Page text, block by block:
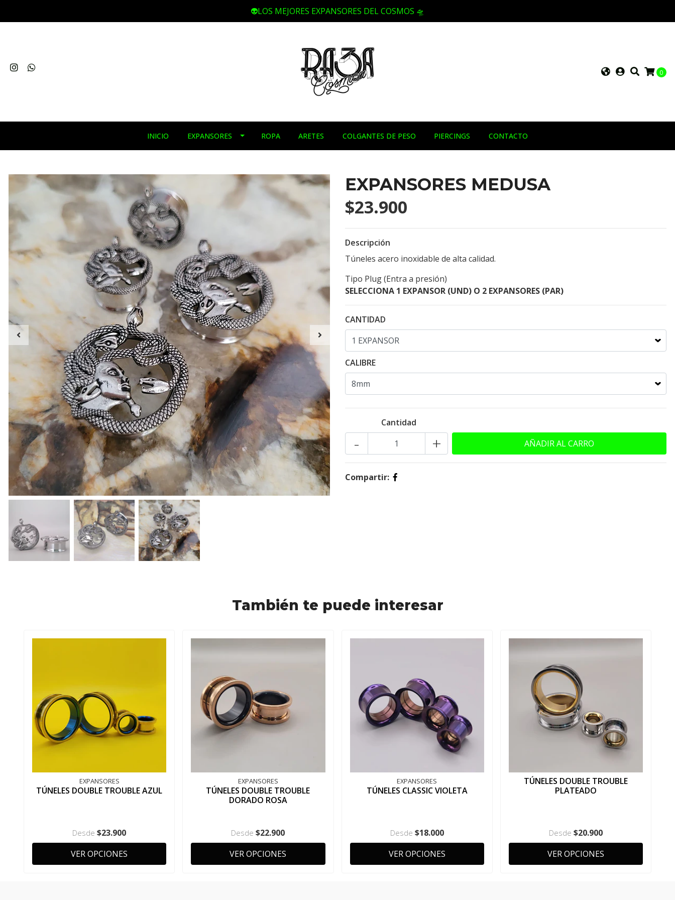
👽LOS MEJORES EXPANSORES DEL COSMOS 🛸
0
INICIO EXPANSORES ROPA ARETES COLGANTES DE PESO PIERCINGS CONTACTO
EXPANSORES MEDUSA
$23.900
Descripción
Túneles acero inoxidable de alta calidad.
Tipo Plug (Entra a presión)
SELECCIONA 1 EXPANSOR (UND) O 2 EXPANSORES (PAR)
CANTIDAD
CALIBRE
Cantidad
+
-
Compartir:
También te puede interesar
EXPANSORES
TÚNELES DOUBLE TROUBLE AZUL
Desde$23.900
VER OPCIONES
EXPANSORES
TÚNELES DOUBLE TROUBLE
DORADO ROSA
Desde$22.900
VER OPCIONES
EXPANSORES
TÚNELES CLASSIC VIOLETA
Desde $18.000
VER OPCIONES
TÚNELES DOUBLE TROUBLE
PLATEADO
Desde $20.900
VER OPCIONES